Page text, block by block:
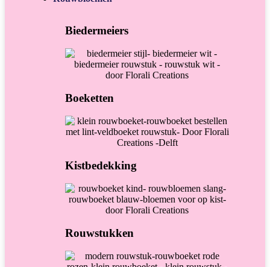
Biedermeiers
Boeketten
Kistbedekking
Rouwstukken